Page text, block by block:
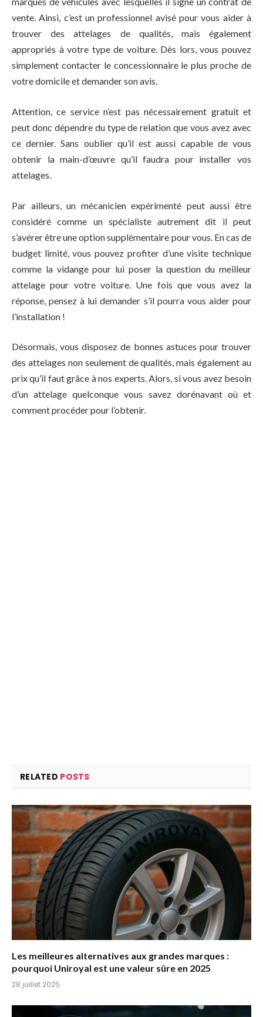
vente. Ainsi, c’est un professionnel avisé pour vous aider à
trouver des attelages de qualités, mais également
appropriés à votre type de voiture. Dès lors, vous pouvez
simplement contacter le concessionnaire le plus proche de
votre domicile et demander son avis.
Attention, ce service n’est pas nécessairement gratuit et
peut donc dépendre du type de relation que vous avez avec
ce dernier. Sans oublier qu’il est aussi capable de vous
obtenir la main-d’œuvre qu’il faudra pour installer vos
attelages.
Par ailleurs, un mécanicien expérimenté peut aussi être
considéré comme un spécialiste autrement dit il peut
s’avérer être une option supplémentaire pour vous. En cas de
budget limité, vous pouvez profiter d’une visite technique
comme la vidange pour lui poser la question du meilleur
attelage pour votre voiture. Une fois que vous avez la
réponse, pensez à lui demander s’il pourra vous aider pour
l’installation !
Désormais, vous disposez de bonnes astuces pour trouver
des attelages non seulement de qualités, mais également au
prix qu’il faut grâce à nos experts. Alors, si vous avez besoin
d’un attelage quelconque vous savez dorénavant où et
comment procéder pour l’obtenir.
RELATED POSTS
Les meilleures alternatives aux grandes marques :
pourquoi Uniroyal est une valeur sûre en 2025
28 juillet 2025